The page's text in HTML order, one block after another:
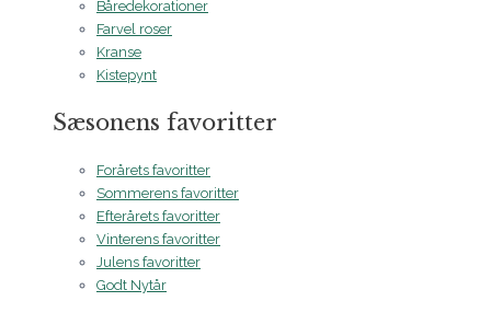
Båredekorationer
Farvel roser
Kranse
Kistepynt
Sæsonens favoritter
Forårets favoritter
Sommerens favoritter
Efterårets favoritter
Vinterens favoritter
Julens favoritter
Godt Nytår